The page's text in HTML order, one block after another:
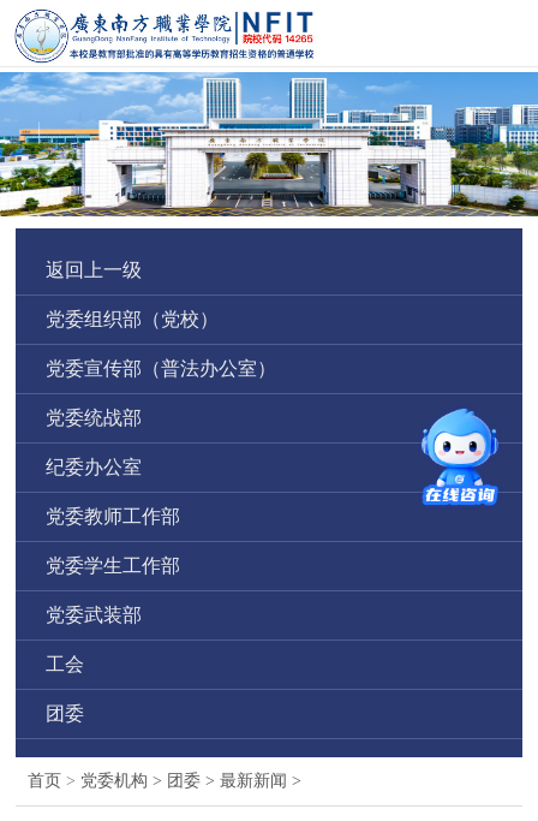
返回上一级
党委组织部（党校）
党委宣传部（普法办公室）
党委统战部
纪委办公室
党委教师工作部
党委学生工作部
党委武装部
工会
团委
首页 > 党委机构 > 团委 >最新新闻 >